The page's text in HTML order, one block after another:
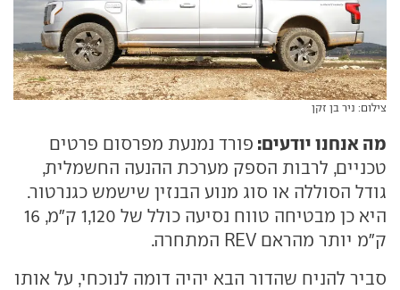
צילום: ניר בן זקן
מה אנחנו יודעים: פורד נמנעת מפרסום פרטים
טכניים, לרבות הספק מערכת ההנעה החשמלית,
גודל הסוללה או סוג מנוע הבנזין שישמש כגנרטור.
היא כן מבטיחה טווח נסיעה כולל של 1,120 ק"מ, 16
ק"מ יותר מהראם REV המתחרה.
סביר להניח שהדור הבא יהיה דומה לנוכחי, על אותו